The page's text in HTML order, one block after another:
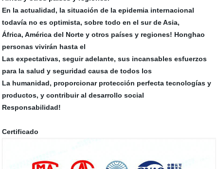
En la actualidad, la situación de la epidemia internacional
todavía no es optimista, sobre todo en el sur de Asia,
África, América del Norte y otros países y regiones! Honghao
personas vivirán hasta el
Las expectativas, seguir adelante, sus incansables esfuerzos
para la salud y seguridad causa de todos los
La humanidad, proporcionar protección perfecta tecnologías y
productos, y contribuir al desarrollo social
Responsabilidad!
Certificado